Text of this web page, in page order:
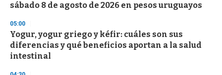
sábado 8 de agosto de 2026 en pesos uruguayos
05:00
Yogur, yogur griego y kéfir: cuáles son sus
diferencias y qué beneficios aportan a la salud
intestinal